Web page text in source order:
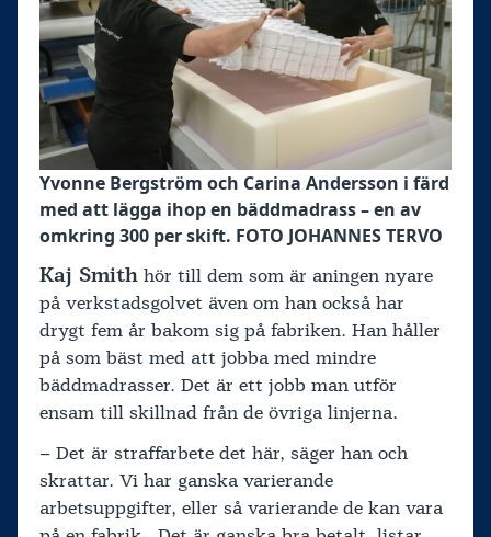
Yvonne Bergström och Carina Andersson i färd
med att lägga ihop en bäddmadrass – en av
omkring 300 per skift. FOTO JOHANNES TERVO
Kaj Smith hör till dem som är aningen nyare
på verkstadsgolvet även om han också har
drygt fem år bakom sig på fabriken. Han håller
på som bäst med att jobba med mindre
bäddmadrasser. Det är ett jobb man utför
ensam till skillnad från de övriga linjerna.
– Det är straffarbete det här, säger han och
skrattar. Vi har ganska varierande
arbetsuppgifter, eller så varierande de kan vara